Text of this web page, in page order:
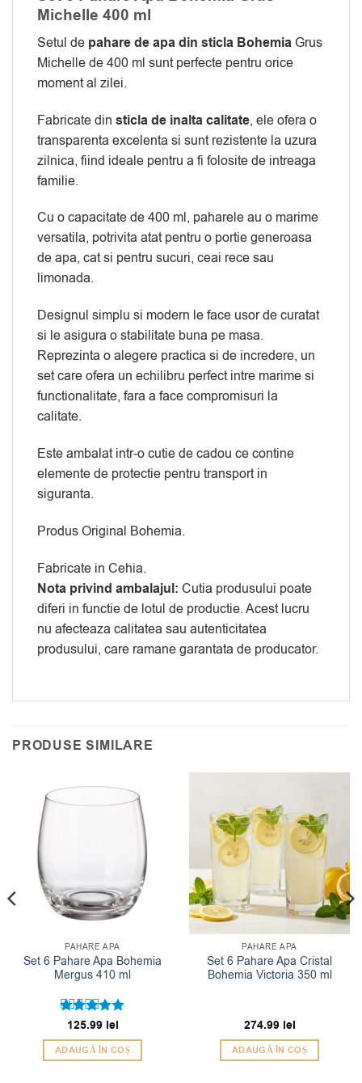
Michelle 400 ml
Setul de pahare de apa din sticla Bohemia Grus
Michelle de 400 ml sunt perfecte pentru orice
moment al zilei.
Fabricate din sticla de inalta calitate, ele ofera o
transparenta excelenta si sunt rezistente la uzura
zilnica, fiind ideale pentru a fi folosite de intreaga
familie.
Cu o capacitate de 400 ml, paharele au o marime
versatila, potrivita atat pentru o portie generoasa
de apa, cat si pentru sucuri, ceai rece sau
limonada.
Designul simplu si modern le face usor de curatat
si le asigura o stabilitate buna pe masa.
Reprezinta o alegere practica si de incredere, un
set care ofera un echilibru perfect intre marime si
functionalitate, fara a face compromisuri la
calitate.
Este ambalat intr-o cutie de cadou ce contine
elemente de protectie pentru transport in
siguranta.
Produs Original Bohemia.
Fabricate in Cehia.
Nota privind ambalajul: Cutia produsului poate
diferi in functie de lotul de productie. Acest lucru
nu afecteaza calitatea sau autenticitatea
produsului, care ramane garantata de producator.
PRODUSE SIMILARE
PAHARE APA
Set 6 Pahare Apa Bohemia
Mergus 410 ml
Evaluat la
5din 5
125.99 lei
ADAUGĂ ÎN COȘ
PAHARE APA
Set 6 Pahare Apa Cristal
Bohemia Victoria 350 ml
274.99 lei
ADAUGĂ ÎN COȘ